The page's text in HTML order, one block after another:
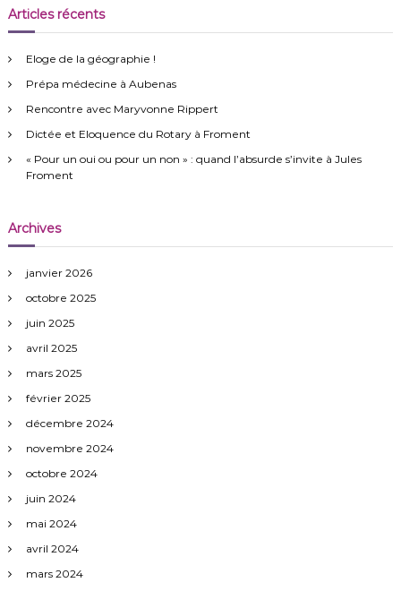
h
e
c
h
e
:
c
Articles récents
Eloge de la géographie !
Prépa médecine à Aubenas
Rencontre avec Maryvonne Rippert
Dictée et Eloquence du Rotary à Froment
« Pour un oui ou pour un non » : quand l’absurde s’invite à Jules
Froment
Archives
janvier 2026
octobre 2025
juin 2025
avril 2025
mars 2025
février 2025
décembre 2024
novembre 2024
octobre 2024
juin 2024
mai 2024
avril 2024
mars 2024